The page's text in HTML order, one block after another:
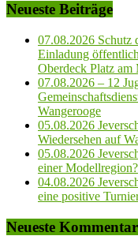
Neueste Beiträge
07.08.2026 Schutz
Einladung
Oberdeck Platz
07.08.2026 – 12
Wangerooge
05.08.2026
Wiedersehen auf
05.08.2026
einer Modellregion?
04.08.2026
eine positive
Neueste